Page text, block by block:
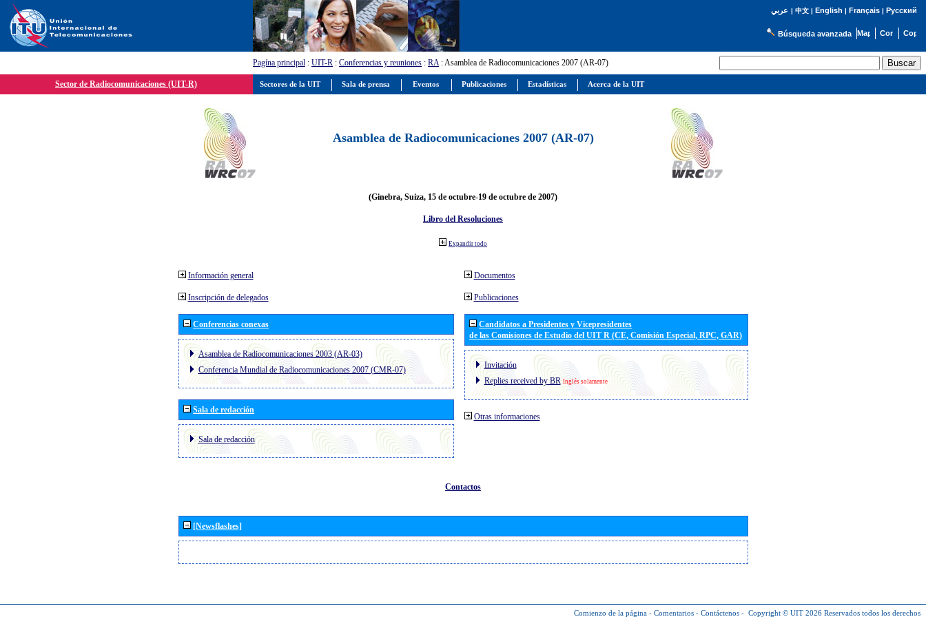
عربي | 中文| English | Français| Русский
Búsqueda avanzada
Pagína principal : UIT-R : Conferencias y reuniones : RA: Asamblea de Radiocomunicaciones 2007 (AR-07)
Sector de Radiocomunicaciones (UIT-R)
Asamblea de Radiocomunicaciones 2007 (AR-07)
(Ginebra, Suiza, 15 de octubre-19 de octubre de 2007)
Libro del Resoluciones
Expandir todo
Información general
Inscripción de delegados
Conferencias conexas
Asamblea de Radiocomunicaciones 2003 (AR-03)
Conferencia Mundial de Radiocomunicaciones 2007 (CMR-07)
Sala de redacción
Sala de redacción
Documentos
Publicaciones
Candidatos a Presidentes y Vicepresidentes
de las Comisiones de Estudio del UIT R (CE, Comisión Especial, RPC, GAR)
Invitación
Replies received by BR Inglés solamente
Otras informaciones
Contactos
[Newsflashes]
Comienzo de la página - Comentarios - Contáctenos - Copyright © UIT 2026 Reservados todos los derechos
Sectores de la UIT Sala de prensa Eventos Publicaciones Estadísticas Acerca de la UIT